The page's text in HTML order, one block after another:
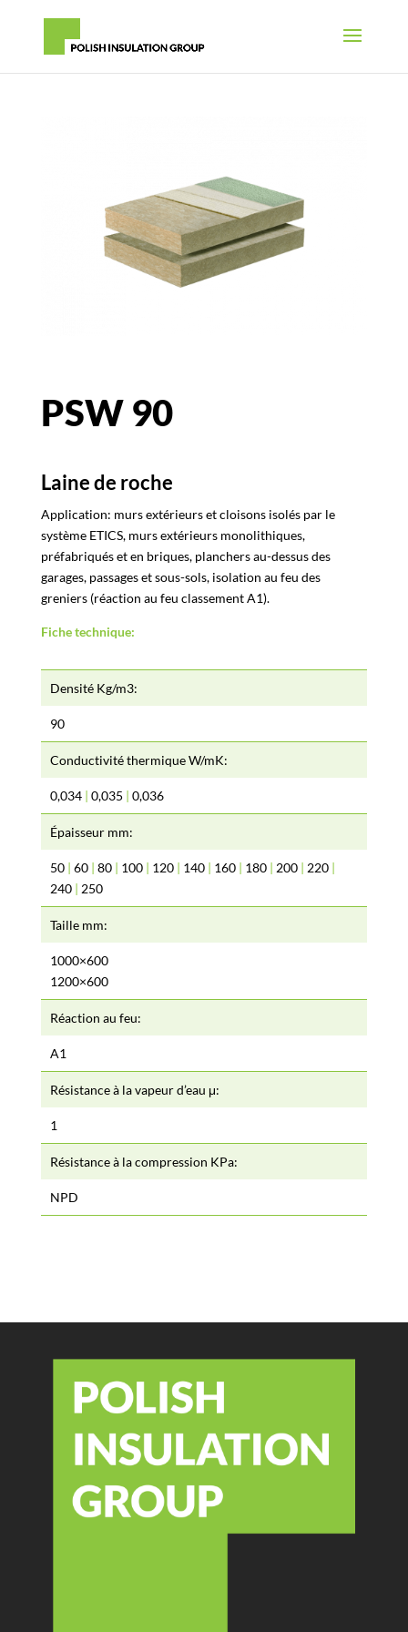
PSW 90
Laine de roche
Application: murs extérieurs et cloisons isolés par le
système ETICS, murs extérieurs monolithiques,
préfabriqués et en briques, planchers au-dessus des
garages, passages et sous-sols, isolation au feu des
greniers (réaction au feu classement A1).
Fiche technique:
Densité Kg/m3:
90
Conductivité thermique W/mK:
0,034 | 0,035 | 0,036
Épaisseur mm:
50 | 60 | 80 | 100 | 120 | 140 | 160 | 180 | 200 | 220 |
240 | 250
Taille mm:
1000×600
1200×600
Réaction au feu:
A1
Résistance à la vapeur d’eau μ:
1
Résistance à la compression KPa:
NPD